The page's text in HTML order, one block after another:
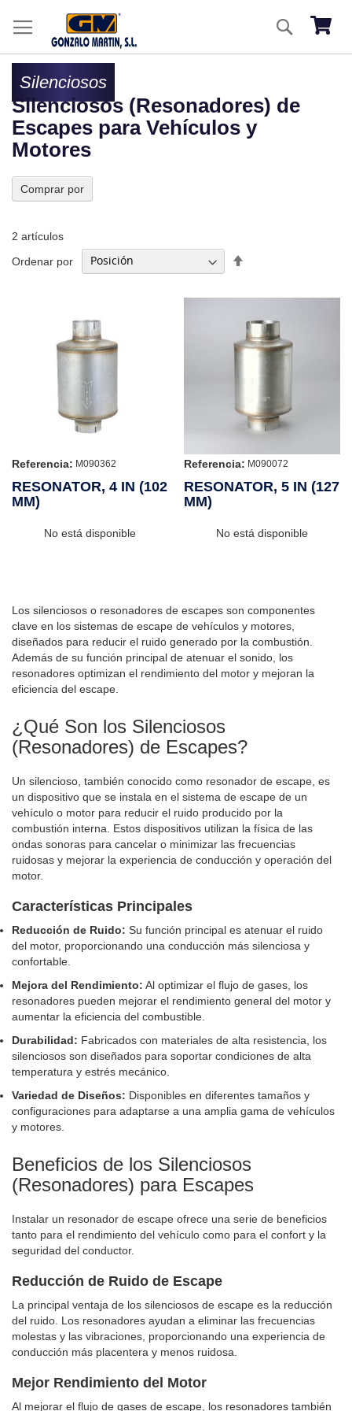
Mi
Buscar
Silenciosos
Silenciosos (Resonadores) de
Escapes para Vehículos y
Motores
2 artículos
Ordenar por
Referencia: M090362
RESONATOR, 4 IN (102
MM)
No está disponible
Referencia: M090072
RESONATOR, 5 IN (127
MM)
No está disponible
Los silenciosos o resonadores de escapes son componentes
clave en los sistemas de escape de vehículos y motores,
diseñados para reducir el ruido generado por la combustión.
Además de su función principal de atenuar el sonido, los
resonadores optimizan el rendimiento del motor y mejoran la
eficiencia del escape.
¿Qué Son los Silenciosos
(Resonadores) de Escapes?
Un silencioso, también conocido como resonador de escape, es
un dispositivo que se instala en el sistema de escape de un
vehículo o motor para reducir el ruido producido por la
combustión interna. Estos dispositivos utilizan la física de las
ondas sonoras para cancelar o minimizar las frecuencias
ruidosas y mejorar la experiencia de conducción y operación del
motor.
Características Principales
Reducción de Ruido: Su función principal es atenuar el ruido
del motor, proporcionando una conducción más silenciosa y
confortable.
Mejora del Rendimiento: Al optimizar el flujo de gases, los
resonadores pueden mejorar el rendimiento general del motor y
aumentar la eficiencia del combustible.
Durabilidad: Fabricados con materiales de alta resistencia, los
silenciosos son diseñados para soportar condiciones de alta
temperatura y estrés mecánico.
Variedad de Diseños: Disponibles en diferentes tamaños y
configuraciones para adaptarse a una amplia gama de vehículos
y motores.
Beneficios de los Silenciosos
(Resonadores) para Escapes
Instalar un resonador de escape ofrece una serie de beneficios
tanto para el rendimiento del vehículo como para el confort y la
seguridad del conductor.
Reducción de Ruido de Escape
La principal ventaja de los silenciosos de escape es la reducción
del ruido. Los resonadores ayudan a eliminar las frecuencias
molestas y las vibraciones, proporcionando una experiencia de
conducción más placentera y menos ruidosa.
Mejor Rendimiento del Motor
Al mejorar el flujo de gases de escape, los resonadores también
Comprar por